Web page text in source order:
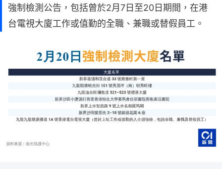
強制檢測公告，包括曾於2月7日至20日期間，在港
台電視大廈工作或值勤的全職、兼職或替假員工。